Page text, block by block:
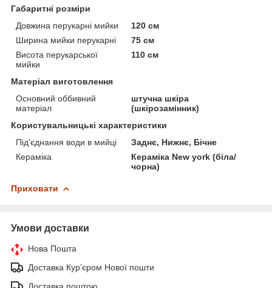
Габаритні розміри
Довжина перукарні мийки
120 см
Ширина мийки перукарні
75 см
Висота перукарської
мийки
110 см
Матеріал виготовлення
Основний оббивний
матеріал
штучна шкіра
(шкірозамінник)
Користувальницькі характеристики
Під'єднання води в мийці
Заднє, Нижнє, Бічне
Кераміка
Кераміка New york (біла/
чорна)
Приховати
Умови доставки
Нова Пошта
Доставка Курʼєром Нової пошти